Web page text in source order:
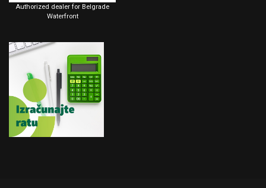
Authorized dealer for Belgrade
Waterfront